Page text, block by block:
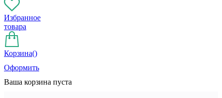
Избранное
товара
Корзина()
Оформить
Ваша корзина пуста